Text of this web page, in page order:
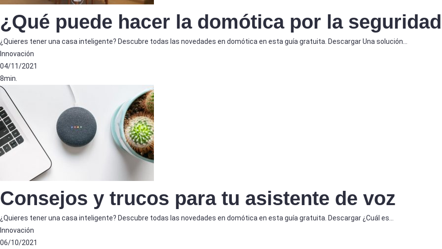
¿Qué puede hacer la domótica por la
¿Quieres tener una casa inteligente? Descubre todas las novedades en domótica en esta guía gratuita. Descargar Una solución…
Innovación
04/11/2021
8min.
Consejos y trucos para tu asistente de voz
¿Quieres tener una casa inteligente? Descubre todas las novedades en domótica en esta guía gratuita. Descargar ¿Cuál es…
Innovación
06/10/2021